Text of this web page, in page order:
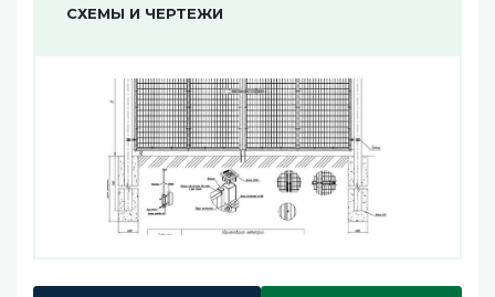
СХЕМЫ И ЧЕРТЕЖИ